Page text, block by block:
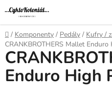
Přejít
na
obsah
Domů
/ Komponenty / Pedály / Kufry /
CRANKBROTHERS Mallet
Enduro High